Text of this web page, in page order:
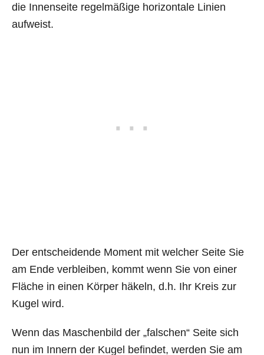
die Innenseite regelmäßige horizontale Linien
aufweist.
Der entscheidende Moment mit welcher Seite Sie
am Ende verbleiben, kommt wenn Sie von einer
Fläche in einen Körper häkeln, d.h. Ihr Kreis zur
Kugel wird.
Wenn das Maschenbild der „falschen“ Seite sich
nun im Innern der Kugel befindet, werden Sie am